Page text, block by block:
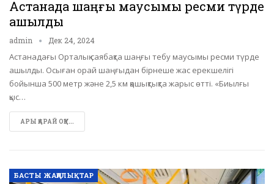
Астанада шаңғы маусымы ресми түрде
ашылды
admin Дек 24, 2024
Астанадағы Орталық саябақта шаңғы тебу маусымы ресми түрде
ашылды. Осыған орай шаңғыдан бірнеше жас ерекшелігі
бойынша 500 метр және 2,5 км қашықтықта жарыс өтті. «Биылғы
қыс…
АРЫ ҚАРАЙ ОҚУ...
БАСТЫ ЖАҢАЛЫҚТАР